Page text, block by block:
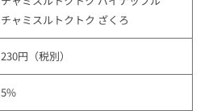
チャミスルトクトク ざくろ
230円（税別）
5%